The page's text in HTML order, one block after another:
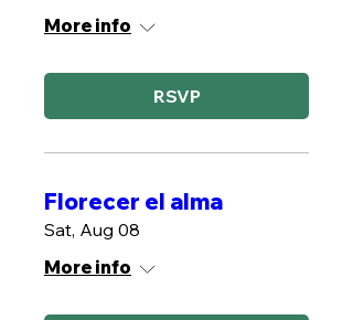
More info
RSVP
Florecer el alma
Sat, Aug 08
More info